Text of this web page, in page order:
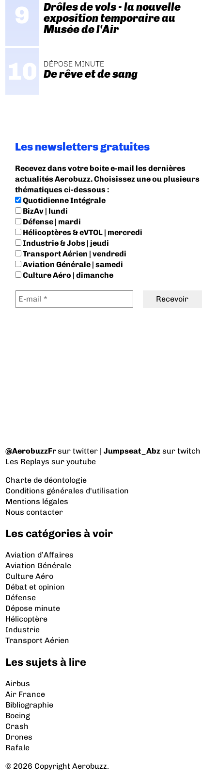
Drôles de vols - la nouvelle
exposition temporaire au
Musée de l'Air
DÉPOSE MINUTE
De rêve et de sang
Les newsletters gratuites
Recevez dans votre boite e-mail les dernières
actualités Aerobuzz. Choisissez une ou plusieurs
thématiques ci-dessous :
Quotidienne Intégrale
BizAv | lundi
Défense | mardi
Hélicoptères & eVTOL | mercredi
Industrie & Jobs | jeudi
Transport Aérien | vendredi
Aviation Générale | samedi
Culture Aéro | dimanche
@AerobuzzFrsur twitter |Jumpseat_Abz sur twitch
Les Replays sur youtube
Charte de déontologie
Conditions générales d'utilisation
Mentions légales
Nous contacter
Les catégories à voir
Aviation d’Affaires
Aviation Générale
Culture Aéro
Débat et opinion
Défense
Dépose minute
Hélicoptère
Industrie
Transport Aérien
Les sujets à lire
Airbus
Air France
Bibliographie
Boeing
Crash
Drones
Rafale
© 2026 Copyright Aerobuzz.